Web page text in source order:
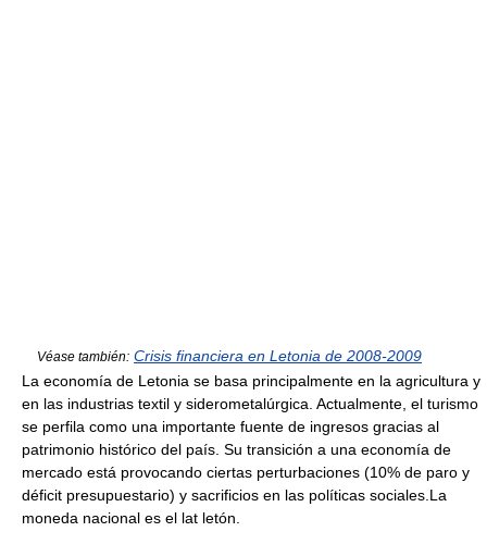
Véase también: Crisis financiera en Letonia de 2008-2009
La economía de Letonia se basa principalmente en la agricultura y
en las industrias textil y siderometalúrgica. Actualmente, el turismo
se perfila como una importante fuente de ingresos gracias al
patrimonio histórico del país. Su transición a una economía de
mercado está provocando ciertas perturbaciones (10% de paro y
déficit presupuestario) y sacrificios en las políticas sociales.La
moneda nacional es el lat letón.